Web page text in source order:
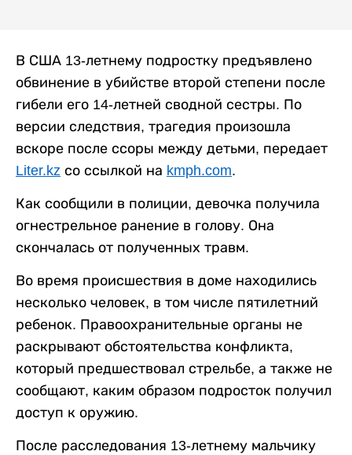
В США 13-летнему подростку предъявлено
обвинение в убийстве второй степени после
гибели его 14-летней сводной сестры. По
версии следствия, трагедия произошла
вскоре после ссоры между детьми, передает
Liter.kz со ссылкой на kmph.com.
Как сообщили в полиции, девочка получила
огнестрельное ранение в голову. Она
скончалась от полученных травм.
Во время происшествия в доме находились
несколько человек, в том числе пятилетний
ребенок. Правоохранительные органы не
раскрывают обстоятельства конфликта,
который предшествовал стрельбе, а также не
сообщают, каким образом подросток получил
доступ к оружию.
После расследования 13-летнему мальчику